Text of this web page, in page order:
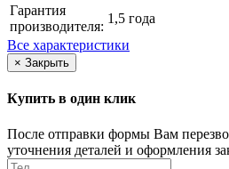
Гарантия
производителя:
1,5 года
Все характеристики
× Закрыть
Купить в один клик
После отправки формы Вам
уточнения деталей и оформления